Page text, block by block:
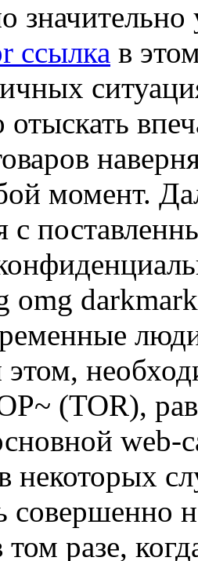
ссылка в
отыскать
момент.
с
omg
(TOR),
web-
некоторых
совершенно
разе,